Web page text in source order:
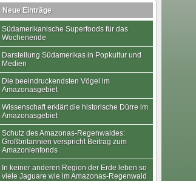
Neue Einträge
Südamerikanische Superfoods für das
Wochenende
Darstellung Südamerikas in Popkultur und
Medien
Die beeindruckendsten Vögel im
Amazonasgebiet
Wissenschaft erklärt die historische Dürre im
Amazonasgebiet
Schutz des Amazonas-Regenwaldes:
Großbritannien verspricht Beitrag zum
Amazonienfonds
In keiner anderen Region der Erde leben so
viele Jaguare wie im Amazonas-Regenwald